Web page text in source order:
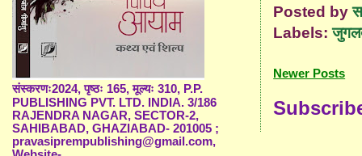
Posted by
Labels:
Newer Posts
संस्करणः2024, पृष्ठः 165, मूल्यः 310, P.P.
PUBLISHING PVT. LTD. INDIA. 3/186
RAJENDRA NAGAR, SECTOR-2,
SAHIBABAD, GHAZIABAD- 201005 ;
pravasiprempublishing@gmail.com,